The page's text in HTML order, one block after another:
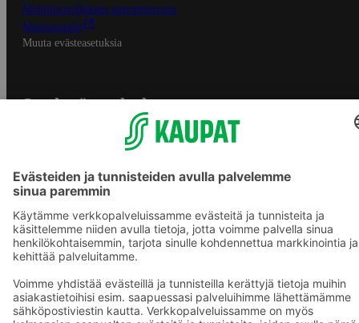
Mobiilisovelluksen saavutettavuus
Mainostajalle
Muuta evästeasetuksia
S-ryhmän palvelut
Yhteishyvä Ruoka -sovellus
Prisma.fi
Sokos.fi
S-Pankki
Sokos Hotels
Raflaamo